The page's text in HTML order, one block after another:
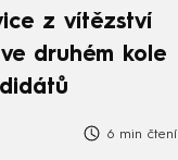
z vítězství
druhém kole
6 min čtení